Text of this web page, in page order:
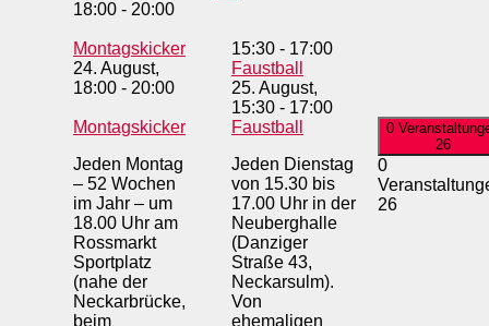
18:00 - 20:00
Montagskicker
24. August,
18:00 - 20:00
Montagskicker
Jeden Montag
– 52 Wochen
im Jahr – um
18.00 Uhr am
Rossmarkt
Sportplatz
(nahe der
Neckarbrücke,
beim
15:30 - 17:00
Faustball
25. August,
15:30 - 17:00
Faustball
Jeden Dienstag
von 15.30 bis
17.00 Uhr in der
Neuberghalle
(Danziger
Straße 43,
Neckarsulm).
Von
ehemaligen
0
26
0
26